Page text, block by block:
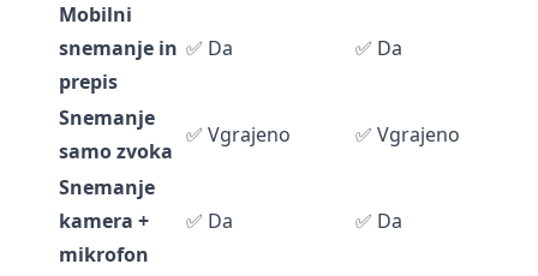
Mobilni
snemanje in
prepis
✅ Da ✅ Da
Snemanje
samo zvoka
✅ Vgrajeno
✅ Vgrajeno
Snemanje
kamera +
mikrofon
✅ Da ✅ Da